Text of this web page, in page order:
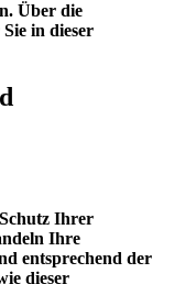
Über die
in dieser
Ihrer
Ihre
entsprechend der
dieser